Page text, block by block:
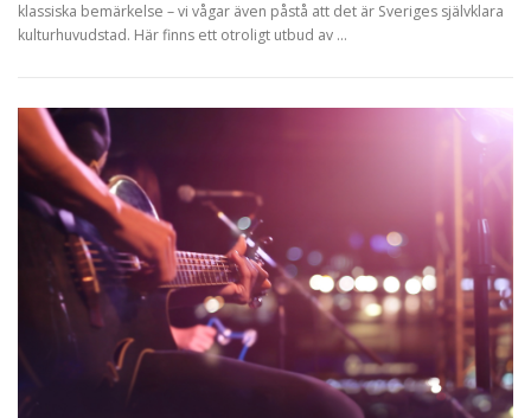
klassiska bemärkelse – vi vågar även påstå att det är Sveriges självklara
kulturhuvudstad. Här finns ett otroligt utbud av …